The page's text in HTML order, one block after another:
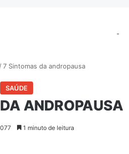
-
/ 7 Sintomas da andropausa
SAÚDE
ANDROPAUSA
1 minuto de leitura